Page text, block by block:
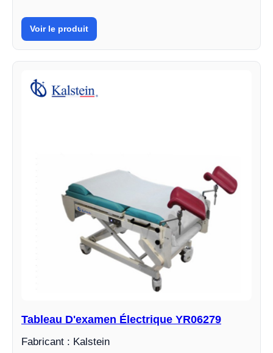
Voir le produit
Tableau D'examen Électrique YR06279
Fabricant : Kalstein